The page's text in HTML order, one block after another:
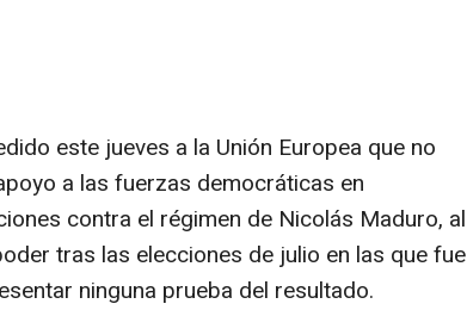
este jueves a la Unión Europea que no
a las fuerzas democráticas en
contra el régimen de Nicolás Maduro, al
tras las elecciones de julio en las que fue
ninguna prueba del resultado.